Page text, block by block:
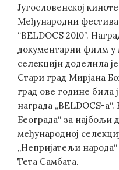
Југословенској
Међународни
“BELDOCS 2010”.
документарни филм у
селекцији доделила
Стари град Мирјана
град ове године била
награда „BELDOCS-
Београда“ за
међународној
„Непријатељи
Тета Самбата.